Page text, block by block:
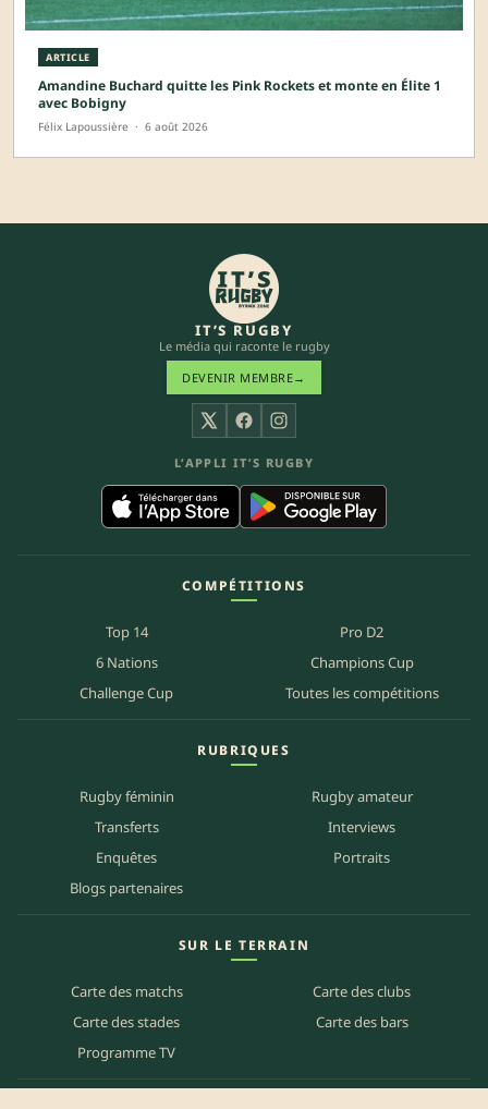
ARTICLE
Amandine Buchard quitte les Pink Rockets et monte en Élite 1
avec Bobigny
Félix Lapoussière · 6 août 2026
IT’S RUGBY
Le média qui raconte le rugby
DEVENIR MEMBRE→
X FacebookInstagram
L’APPLI IT’S RUGBY
COMPÉTITIONS
Top 14
Pro D2
6 Nations
Champions Cup
Challenge Cup
Toutes les compétitions
RUBRIQUES
Rugby féminin
Rugby amateur
Transferts
Interviews
Enquêtes
Portraits
Blogs partenaires
SUR LE TERRAIN
Carte des matchs
Carte des clubs
Carte des stades
Carte des bars
Programme TV